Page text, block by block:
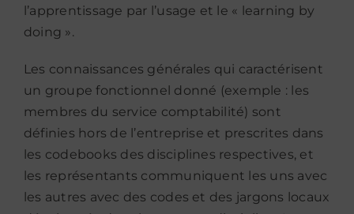
l’apprentissage par l’usage et le « learning by
doing ».
Les connaissances générales qui caractérisent
un groupe fonctionnel donné (exemple : les
membres du service comptabilité) sont
définies hors de l’entreprise et prescrites dans
les codebooks des disciplines respectives, et
les représentants communiquent les uns avec
les autres avec des codes et des jargons locaux